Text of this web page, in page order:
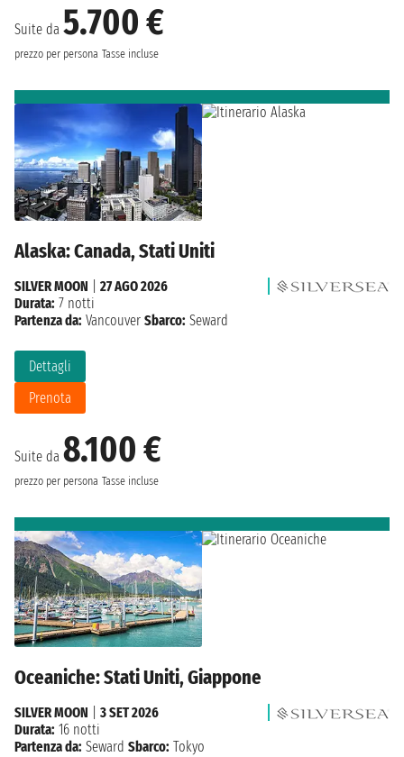
Suite da 5.700 €
prezzo per persona Tasse incluse
Alaska: Canada, Stati Uniti
Suite da 8.100 €
prezzo per persona Tasse incluse
Dettagli
Prenota
SILVER MOON
27 AGO 2026
Durata: 7 notti
Partenza da: Vancouver Sbarco: Seward
Oceaniche: Stati Uniti, Giappone
SILVER MOON
3 SET 2026
Durata: 16 notti
Partenza da: Seward Sbarco: Tokyo